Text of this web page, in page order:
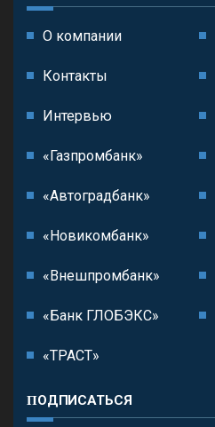
О компании
Контакты
Интервью
«Газпромбанк»
«Автоградбанк»
«Новикомбанк»
«Внешпромбанк»
«Банк ГЛОБЭКС»
«ТРАСТ»
ПОДПИСАТЬСЯ